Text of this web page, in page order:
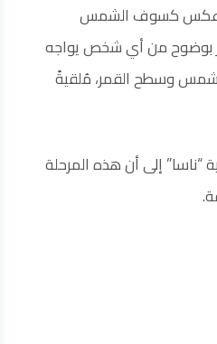
عكس كسوف الشمس
بوضوح من أي شخص يواجه
وسطح القمر، مُلقيةً
“ناسا” إلى أن هذه المرحلة